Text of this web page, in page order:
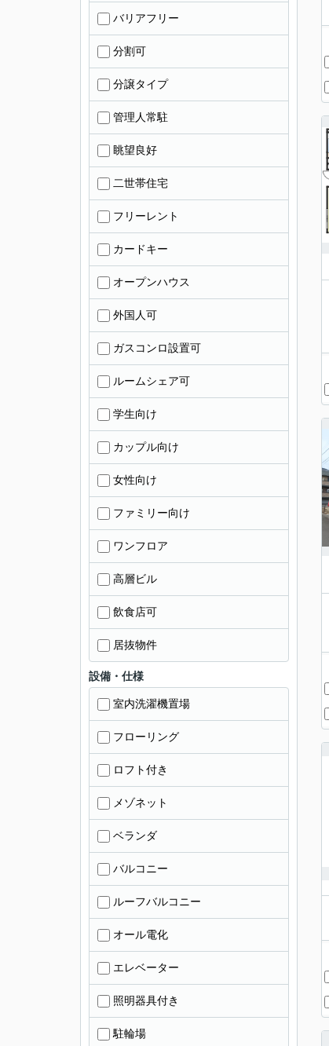
バリアフリー
分割可
分譲タイプ
管理人常駐
眺望良好
二世帯住宅
フリーレント
カードキー
オープンハウス
外国人可
ガスコンロ設置可
ルームシェア可
学生向け
カップル向け
女性向け
ファミリー向け
ワンフロア
高層ビル
飲食店可
居抜物件
設備・仕様
室内洗濯機置場
フローリング
ロフト付き
メゾネット
ベランダ
バルコニー
ルーフバルコニー
オール電化
エレベーター
照明器具付き
駐輪場